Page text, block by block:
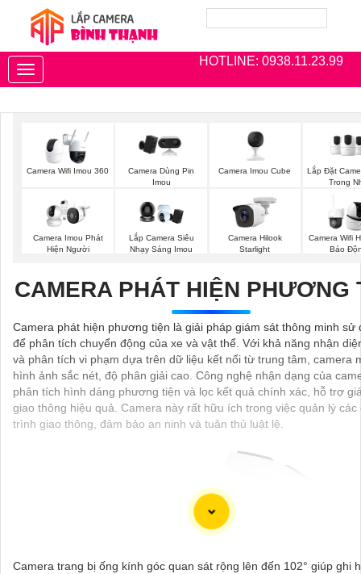
HOTLINE: 0938.11.23.99
Toggle
navigation
Camera Wifi Imou 360
Camera Dùng Pin
Imou
Camera Imou Cube
Lắp Đặt
Trong
Camera Imou Phát
Hiện Người
Lắp Camera Siêu
Nhạy Sáng Imou
Camera Hilook
Starlight
Camera Wifi
Báo
CAMERA PHÁT HIỆN PHƯƠNG
Camera phát hiện phương tiện là giải pháp giám sát thông minh sử
để phân tích chuyển động của xe và vật thể. Với khả năng nhận
và phân tích vi phạm dựa trên dữ liệu kết nối từ trung tâm, camera
hình ảnh sắc nét, độ phân giải cao. Công nghệ nhận dạng của
phân tích hình dáng phương tiện và lọc kết quả chính xác, hỗ trợ
giao thông hiệu quả. Camera này rất hữu ích trong việc quản lý các
trình giao thông, đảm bảo an ninh và tuân thủ luật lệ.
Camera trang bị ống kính góc quan sát rộng lên đến 102° giúp ghi